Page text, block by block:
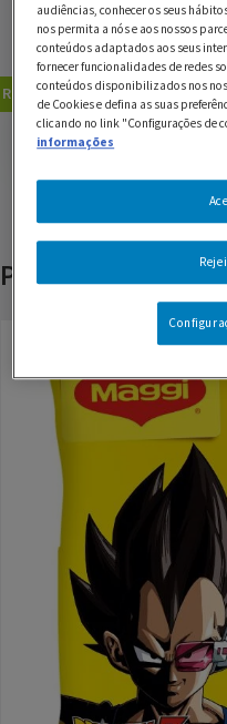
1 c. de sopa de manteiga
2 c. de sopa coentros
GUARDAR RECEITA
Receitas em vídeo
Produtos
audiências, conhecer os seus
nos permita a nós e aos nossos
conteúdos adaptados aos seus
fornecer funcionalidades de redes
conteúdos disponibilizados nos
de Cookies e defina as suas
clicando no link "Configurações de
informações